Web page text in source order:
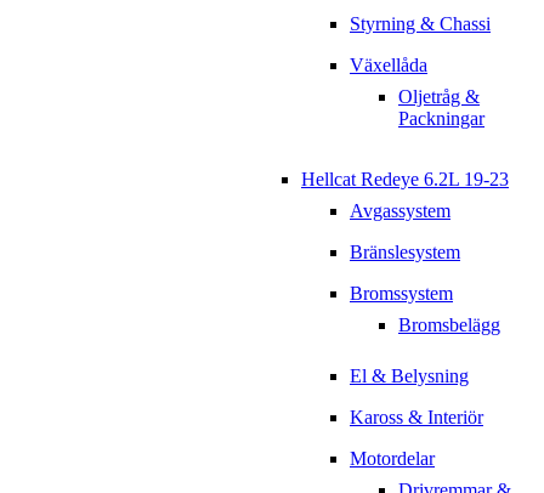
Styrning & Chassi
Växellåda
Oljetråg &
Packningar
Hellcat Redeye 6.2L 19-23
Avgassystem
Bränslesystem
Bromssystem
Bromsbelägg
El & Belysning
Kaross & Interiör
Motordelar